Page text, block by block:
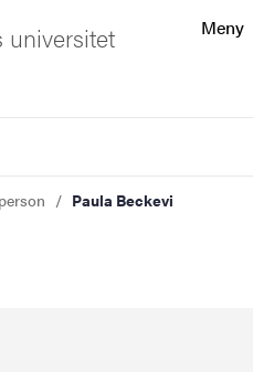
Meny
universitet
Paula Beckevi